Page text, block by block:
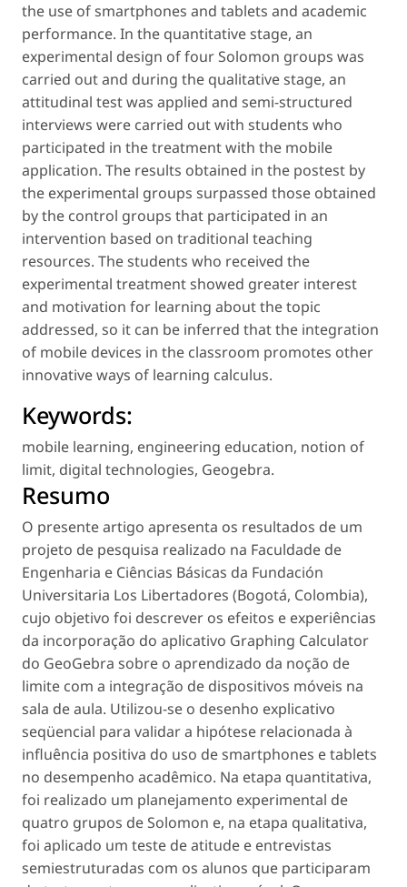
the use of smartphones and tablets and academic
performance. In the quantitative stage, an
experimental design of four Solomon groups was
carried out and during the qualitative stage, an
attitudinal test was applied and semi-structured
interviews were carried out with students who
participated in the treatment with the mobile
application. The results obtained in the postest by
the experimental groups surpassed those obtained
by the control groups that participated in an
intervention based on traditional teaching
resources. The students who received the
experimental treatment showed greater interest
and motivation for learning about the topic
addressed, so it can be inferred that the integration
of mobile devices in the classroom promotes other
innovative ways of learning calculus.
Keywords:
mobile learning, engineering education, notion of
limit, digital technologies, Geogebra.
Resumo
O presente artigo apresenta os resultados de um
projeto de pesquisa realizado na Faculdade de
Engenharia e Ciências Básicas da Fundación
Universitaria Los Libertadores (Bogotá, Colombia),
cujo objetivo foi descrever os efeitos e experiências
da incorporação do aplicativo Graphing Calculator
do GeoGebra sobre o aprendizado da noção de
limite com a integração de dispositivos móveis na
sala de aula. Utilizou-se o desenho explicativo
seqüencial para validar a hipótese relacionada à
influência positiva do uso de smartphones e tablets
no desempenho acadêmico. Na etapa quantitativa,
foi realizado um planejamento experimental de
quatro grupos de Solomon e, na etapa qualitativa,
foi aplicado um teste de atitude e entrevistas
semiestruturadas com os alunos que participaram